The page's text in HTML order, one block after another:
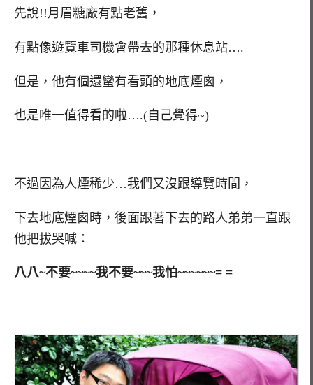
先說!!月眉糖廠有點老舊，
有點像遊覽車司機會帶去的那種休息站….
但是，他有個還蠻有看頭的地底煙囪，
也是唯一值得看的啦….(自己覺得~)
不過因為人煙稀少…我們又沒跟導覽時間，
下去地底煙囪時，後面跟著下去的路人弟弟一直跟
他把拔哭喊：
八八~不要~~~~我不要~~~我怕~~~~~~= =